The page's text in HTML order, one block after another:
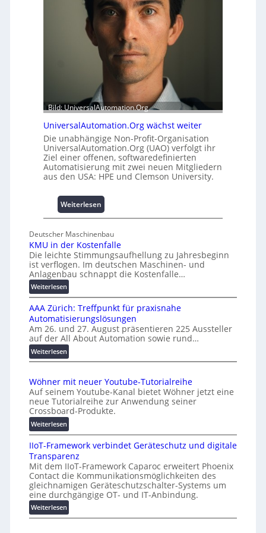
t
a
t
u
b
a
u
h
e
m
m
n
i
s
e
c
h
a
f
f
u
l
e
i
0
u
n
d
4
0
A
Bild: UniversalAutomation.Org
UniversalAutomation.Org wächst weiter
Die unabhängige Non-Profit-Organisation
UniversalAutomation.Org (UAO) verfolgt ihr
Ziel einer offenen, softwaredefinierten
Automatisierung mit zwei neuen Mitgliedern
aus den USA: HPE und Clemson University.
Weiterlesen:
U
i
v
e
r
l
A
u
t
m
t
i
o
O
g
w
ä
c
s
Deutscher Maschinenbau
KMU in der Kostenfalle
Die leichte Stimmungsaufhellung zu Jahresbeginn
ist verflogen. Im deutschen Maschinen- und
Anlagenbau schnappt die Kostenfalle…
Weiterlesen:
K
M
U
i
n
d
e
K
o
s
t
e
n
f
a
l
l
e
AAA Zürich: Treffpunkt für praxisnahe
Automatisierungslösungen
Am 26. und 27. August präsentieren 225 Aussteller
auf der All About Automation sowie rund…
Weiterlesen:
A
A
Z
ü
r
i
c
h
:
T
r
e
f
f
p
Wöhner mit neuer Youtube-Tutorialreihe
Auf seinem Youtube-Kanal bietet Wöhner jetzt eine
neue Tutorialreihe zur Anwendung seiner
Crossboard-Produkte.
Weiterlesen:
W
ö
h
n
e
r
m
i
t
IIoT-Framework verbindet Geräteschutz und digitale
Transparenz
Mit dem IIoT-Framework Caparoc erweitert Phoenix
Contact die Kommunikationsmöglichkeiten des
gleichnamigen Geräteschutzschalter-Systems um
eine durchgängige OT- und IT-Anbindung.
Weiterlesen:
I